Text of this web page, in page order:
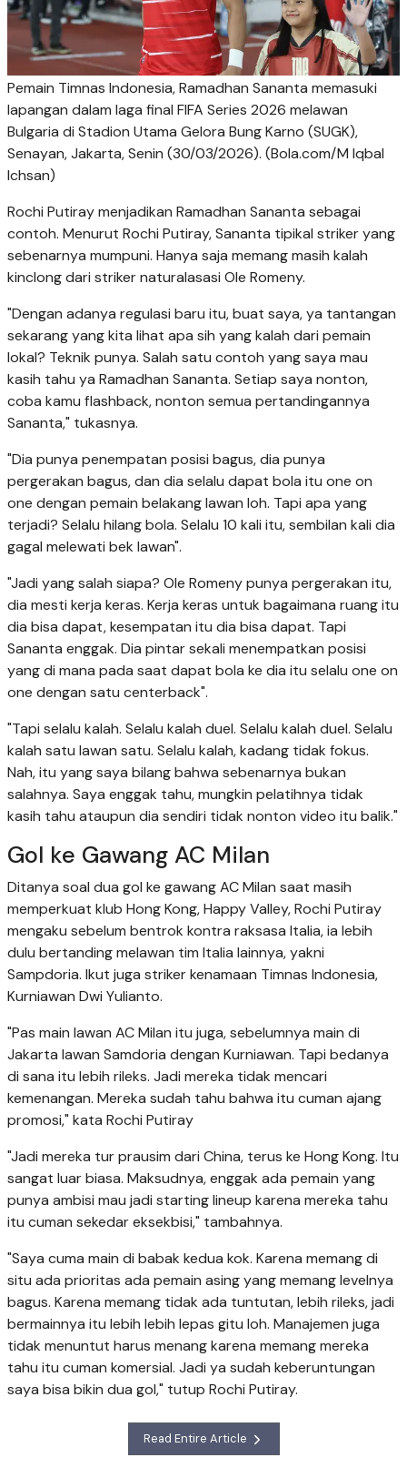
Pemain Timnas Indonesia, Ramadhan Sananta memasuki
lapangan dalam laga final FIFA Series 2026 melawan
Bulgaria di Stadion Utama Gelora Bung Karno (SUGK),
Senayan, Jakarta, Senin (30/03/2026). (Bola.com/M Iqbal
Ichsan)
Rochi Putiray menjadikan Ramadhan Sananta sebagai
contoh. Menurut Rochi Putiray, Sananta tipikal striker yang
sebenarnya mumpuni. Hanya saja memang masih kalah
kinclong dari striker naturalasasi Ole Romeny.
"Dengan adanya regulasi baru itu, buat saya, ya tantangan
sekarang yang kita lihat apa sih yang kalah dari pemain
lokal? Teknik punya. Salah satu contoh yang saya mau
kasih tahu ya Ramadhan Sananta. Setiap saya nonton,
coba kamu flashback, nonton semua pertandingannya
Sananta," tukasnya.
"Dia punya penempatan posisi bagus, dia punya
pergerakan bagus, dan dia selalu dapat bola itu one on
one dengan pemain belakang lawan loh. Tapi apa yang
terjadi? Selalu hilang bola. Selalu 10 kali itu, sembilan kali dia
gagal melewati bek lawan".
"Jadi yang salah siapa? Ole Romeny punya pergerakan itu,
dia mesti kerja keras. Kerja keras untuk bagaimana ruang itu
dia bisa dapat, kesempatan itu dia bisa dapat. Tapi
Sananta enggak. Dia pintar sekali menempatkan posisi
yang di mana pada saat dapat bola ke dia itu selalu one on
one dengan satu centerback".
"Tapi selalu kalah. Selalu kalah duel. Selalu kalah duel. Selalu
kalah satu lawan satu. Selalu kalah, kadang tidak fokus.
Nah, itu yang saya bilang bahwa sebenarnya bukan
salahnya. Saya enggak tahu, mungkin pelatihnya tidak
kasih tahu ataupun dia sendiri tidak nonton video itu balik."
Gol ke Gawang AC Milan
Ditanya soal dua gol ke gawang AC Milan saat masih
memperkuat klub Hong Kong, Happy Valley, Rochi Putiray
mengaku sebelum bentrok kontra raksasa Italia, ia lebih
dulu bertanding melawan tim Italia lainnya, yakni
Sampdoria. Ikut juga striker kenamaan Timnas Indonesia,
Kurniawan Dwi Yulianto.
"Pas main lawan AC Milan itu juga, sebelumnya main di
Jakarta lawan Samdoria dengan Kurniawan. Tapi bedanya
di sana itu lebih rileks. Jadi mereka tidak mencari
kemenangan. Mereka sudah tahu bahwa itu cuman ajang
promosi," kata Rochi Putiray
"Jadi mereka tur prausim dari China, terus ke Hong Kong. Itu
sangat luar biasa. Maksudnya, enggak ada pemain yang
punya ambisi mau jadi starting lineup karena mereka tahu
itu cuman sekedar eksekbisi," tambahnya.
"Saya cuma main di babak kedua kok. Karena memang di
situ ada prioritas ada pemain asing yang memang levelnya
bagus. Karena memang tidak ada tuntutan, lebih rileks, jadi
bermainnya itu lebih lebih lepas gitu loh. Manajemen juga
tidak menuntut harus menang karena memang mereka
tahu itu cuman komersial. Jadi ya sudah keberuntungan
saya bisa bikin dua gol," tutup Rochi Putiray.
Read Entire Article